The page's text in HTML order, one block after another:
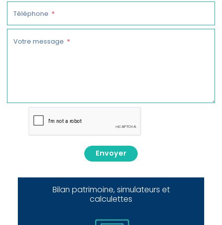
Téléphone
Votre message
Envoyer
Bilan patrimoine, simulateurs et
calculettes